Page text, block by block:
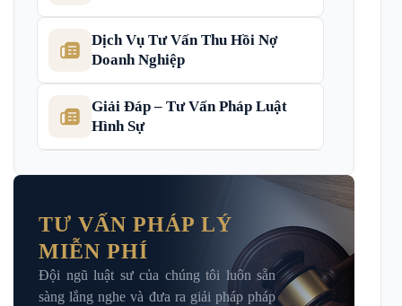
Dịch Vụ Tư Vấn Thu Hồi Nợ
Doanh Nghiệp
Giải Đáp – Tư Vấn Pháp Luật
Hình Sự
Hỏi đáp và tư vấn pháp luật
Luật Bảo Hiểm Xã Hội
TƯ VẤN PHÁP LÝ
MIỄN PHÍ
Đội ngũ luật sư của chúng tôi luôn sẵn
sàng lắng nghe và đưa ra giải pháp pháp